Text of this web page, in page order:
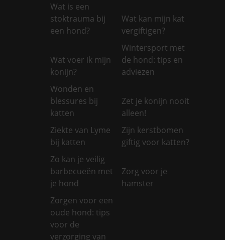
Wat is een
stoktrauma bij
een hond?
Wat kan mijn kat
vergiftigen?
Wat voer ik mijn
konijn?
Wintersport met
de hond: tips en
adviezen
Wonden en
blessures bij
katten
Zet je konijn nooit
alleen!
Ziekte van Lyme
bij katten
Zijn kerstbomen
giftig voor katten?
Zo kan je veilig
barbecueën met
je hond
Zorg voor je
hamster
Zorgen voor een
oude hond: tips
voor de
verzorging van